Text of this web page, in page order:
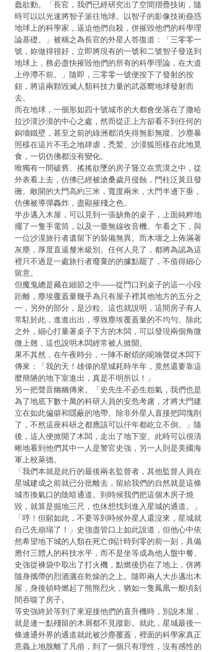
蠢欲動。「長官，我們已經研究出了空間摺疊技術，隨
時可以以光速將智子派往地球。以智子的影像技術蠱惑
地球上的科學家，逼迫他們自殺，併摧毀他們的科學理
論基礎。」被稱之為長官的外星人答復道：「三零零一
號，妳做得很好，立即將現有的一號和二號智子發送到
地球上，務必盡快摧毀他們的所有的科學理論，在大道
上停滯不前。」隨即，三零零一號便按下了發射的按
鈕，將這兩顆毀滅人類科技力量的武器嚮地球發射而
去。
而在地球，一個形如四十號城市的大都會坐落在了撒哈
拉沙漠沙漠的中心之處，然而從正上方卻看不到任何的
銅墻鐵壁，甚至之前的綠洲都消失得無影無蹤。沙塵暴
照樣在這片不毛之地肆虐，禿鷲、沙漠狐照樣在此地覓
食，一切仿佛都沒有變化。
唯獨有一間破舊、搖搖欲墜的房子聳立在荒漠之中，從
外表看上去，仿佛已經被滄桑歲月侵蝕，門柱泛黃且發
黴。敞開的大門高約三米，寬度兩米，大門半邊下垂，
仿佛被導彈轟炸，盡顯摧殘之色。
半步邁入木屋，可以見到一張缺角的桌子，上面純粹地
擺了一隻手電筒，以及一臺無線收音機。乍看之下，與
一位沙漠旅行者遺留下的裝備無異。而木墻之上佈滿著
灰塵，厚度直逼釐米級別。任何人見了，都將為認為這
裡只不過是一處旅行者廢棄的的據點罷了，不值得細心
留意。
但魔鬼總是藏在細節之中——從門口到桌子的這一小段
距離，塵埃覆蓋量幾乎為只有屋子裡其他地方的五分之
一，另外的部分，是沙粒。這也就說明，這間房子有人
常駐於此，進進出出，導致塵埃覆蓋量的不均勻。除此
之外，細心打量著桌子下方的木闆，可以發現兩個角微
微上翹，這也說明木闆經常被人掀開。
果不其然，在午夜時分，一陣不耐煩的呢喃聲從木闆下
傳來：「我的天！雄偉的星城耗時半年，竟然還要靠這
麼簡陋的地下室進出，真是不明所以！」
另一把聲音幽幽傳來。「史先生不必生怨氣，我們也是
為了地底下數十萬的科研人員的安危考慮，才將大門建
立在如此偏僻和隱蔽的地帶。除非外星人直接把闆塊削
了，不然這座科研之都應該可以仟年都屹立不倒。」隨
後，這人便掀開了木闆，走出了地下室。此時可以很清
晰地看到他們其中一人是警官史強，另一人則是美國海
軍上校萊德。
「我們本就是此行的最後兩名監督者，其他監督人員在
星城建成之前就已分批離去，留給我們的自然就是這條
城市換氣口的陰暗通道。到時候我們把這個木房子燒
毀，就算是掘地三尺，也休想找到進入星城的通道。」
「哼！但願如此，不要等到時候外星人還沒來，星城就
自己先崩塌了！」史強盡管口上如此說道，但他心中依
然希望地下城的人類在死亡倒計時到零的前一刻，具備
應付三體人的科技水平，而不是坐等成為他人盤中餐。
史強從褲袋中取出了打火機，點燃後扔在了地上，併將
隨身攜帶的烈酒灑在乾燥的之上。隨即兩人大步邁出木
屋，身後頓時燃起了熊熊烈火，猶如一隻鳳凰一般頃刻
間吞噬了房子。
等史強終於等到了來迎接他們的直升機時，別說木屋，
就是連一點殘留的木屑都不見蹤影。就此，星城最後一
條連通外界的通道就此被沙塵覆蓋，裡面的科學家真正
意義上地脫離了凡俗，到了一個只有理性，沒有感性的